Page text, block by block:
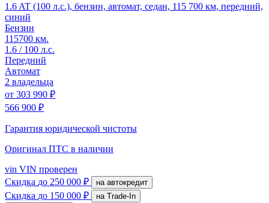
1.6 AT (100 л.с.), бензин, автомат, седан, 115 700 км, передний,
синий
Бензин
115700 км.
1.6 / 100 л.с.
Передний
Автомат
2 владельца
от 303 990 ₽
566 900 ₽
Гарантия юридической чистоты
Оригинал ПТС в наличии
vin VIN проверен
Скидка до 250 000 ₽ на автокредит
Скидка до 150 000 ₽
на Trade-In